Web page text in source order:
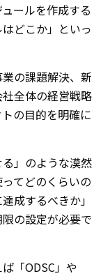
ールを作成する
どこか」といっ
の課題解決、新
全体の経営戦略
の目的を明確に
」のような漠然
てどのくらいの
成するべきか」
の設定が必要で
「ODSC」や